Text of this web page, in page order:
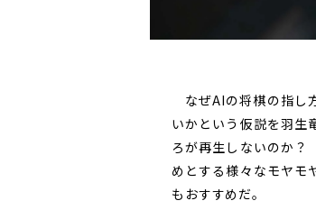
なぜAIの将棋の指し
いかという仮説を羽
ろが再生しないのか
めとする様々なモヤモ
もおすすめだ。